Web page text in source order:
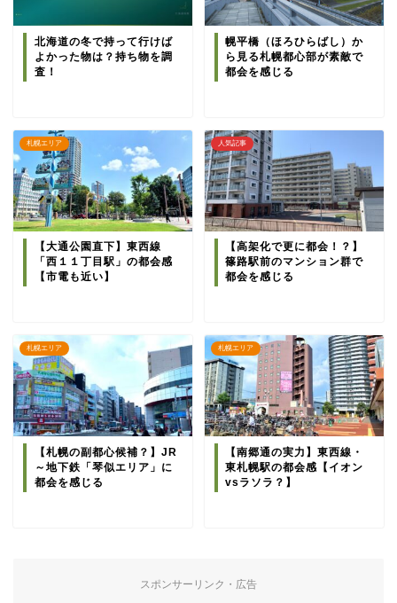
北海道の冬で持って行けば
よかった物は？持ち物を調
査！
幌平橋（ほろひらばし）か
ら見る札幌都心部が素敵で
都会を感じる
札幌エリア
【大通公園直下】東西線
「西１１丁目駅」の都会感
【市電も近い】
人気記事
【高架化で更に都会！？】
篠路駅前のマンション群で
都会を感じる
札幌エリア
【札幌の副都心候補？】JR
～地下鉄「琴似エリア」に
都会を感じる
札幌エリア
【南郷通の実力】東西線・
東札幌駅の都会感【イオン
vsラソラ？】
スポンサーリンク・広告